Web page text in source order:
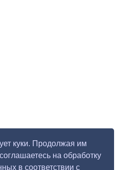
куки. Продолжая им
на обработку
в соответствии с